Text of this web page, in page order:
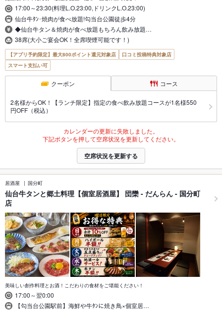
17:00～23:30(料理L.O.23:00,ドリンクL.O.23:00)
仙台牛ﾀﾝ･焼肉が食べ放題!勾当台公園徒歩4分
◆仙台牛タン＆焼肉が食べ放題もちろん飲み放題…
38席(大小ご宴会OK！全席喫煙可能です！)
【アプリ予約限定】最大800ポイント還元対象店
口コミ投稿特典対象店
スマート支払い可
クーポン コース
2名様からOK！【ランチ限定】指定の食べ飲み放題コースが1名様550
円OFF（税込）
カレンダーの更新に失敗しました。
下記ボタンを押して空席状況を更新してください。
空席状況を更新する
居酒屋 国分町
仙台牛タンと郷土料理【個室居酒屋】 団欒 - だんらん - 国分町
店
美味しい創作料理とお酒！こだわりの食材をご堪能ください！
17:00～翌0:00
【勾当台公園駅前】海鮮や牛ﾀﾝに焼き鳥×個室居…